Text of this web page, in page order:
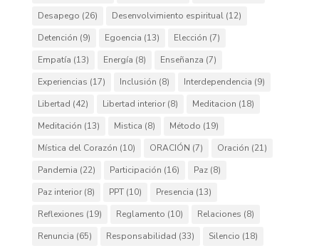
Desapego (26) Desenvolvimiento espiritual(12)
Detención (9) Egoencia (13) Elección (7)
Empatía (13) Energía (8) Enseñanza (7)
Experiencias (17) Inclusión (8) Interdependencia (9)
Libertad (42) Libertad interior(8) Meditacion (18)
Meditación (13) Mistica (8) Método (19)
Mística del Corazón (10) ORACIÓN (7) Oración (21)
Pandemia (22) Participación (16) Paz(8)
Paz interior(8) PPT(10) Presencia (13)
Reflexiones (19) Reglamento (10) Relaciones (8)
Renuncia (65) Responsabilidad (33) Silencio (18)